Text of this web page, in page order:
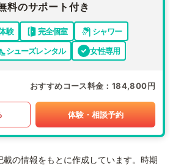
料のサポート付き
験 完全個室
シャワー
シューズレンタル 女性専用
おすすめコース料金 184,800円
体験・相談予約
の情報をもとに作成しています。時期